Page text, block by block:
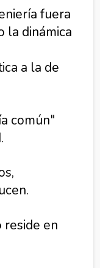
fuera
la dinámica
a la de
común"
reside en